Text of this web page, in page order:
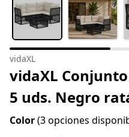
vidaXL
vidaXL
5 uds. Negro
Color(3 opciones